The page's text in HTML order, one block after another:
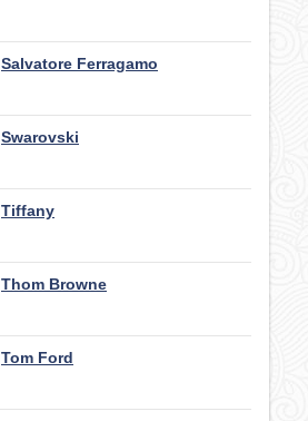
Salvatore Ferragamo
Swarovski
Tiffany
Thom Browne
Tom Ford